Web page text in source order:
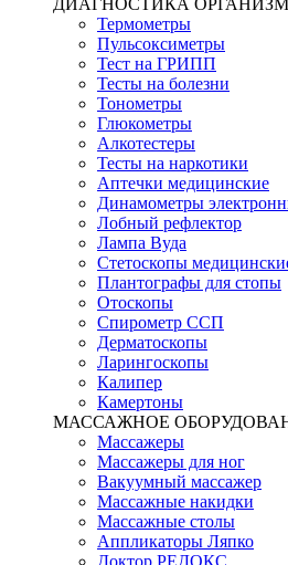
ДИАГНОСТИКА
Термометры
Пульсоксиметры
Тест на ГРИПП
Тесты на болезни
Тонометры
Глюкометры
Алкотестеры
Тесты на наркотики
Аптечки медицинские
Динамометры
Лобный рефлектор
Лампа Вуда
Стетоскопы
Плантографы для стопы
Отоскопы
Спирометр ССП
Дерматоскопы
Ларингоскопы
Калипер
Камертоны
МАССАЖНОЕ
Массажеры
Массажеры для ног
Вакуумный массажер
Массажные накидки
Массажные столы
Аппликаторы Ляпко
Доктор РЕДОКС